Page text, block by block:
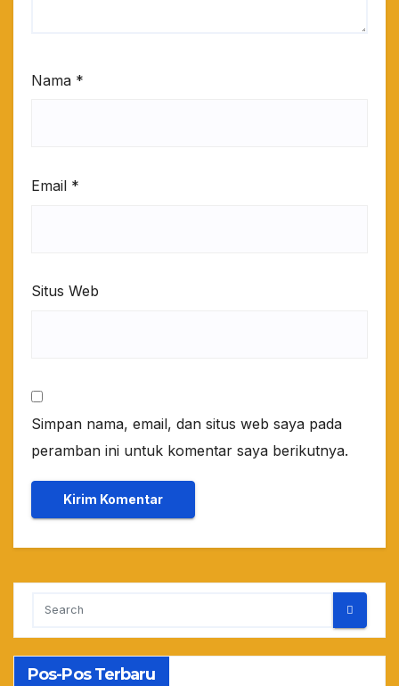
Nama *
Email *
Situs Web
Simpan nama, email, dan situs web saya pada
peramban ini untuk komentar saya berikutnya.
Pos-Pos Terbaru